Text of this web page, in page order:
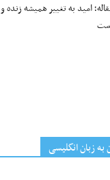
امید به تغییر همیشه زنده و
زبان انگلیسی